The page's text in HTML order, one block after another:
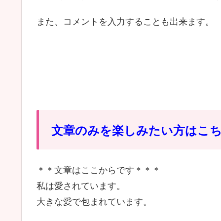
また、コメントを入力することも出来ます。
文章のみを楽しみたい方はこ
＊＊文章はここからです＊＊＊
私は愛されています。
大きな愛で包まれています。